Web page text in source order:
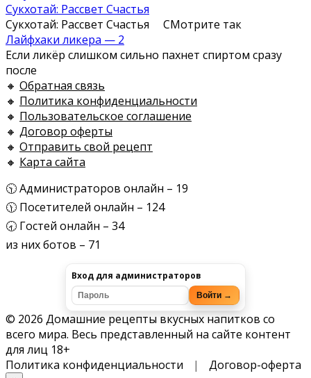
Сукхотай: Рассвет Счастья
Сукхотай: Рассвет Счастья СМотрите так
Лайфхаки ликера — 2
Если ликёр слишком сильно пахнет спиртом сразу
после
🔸 Обратная связь
🔸 Политика конфиденциальности
🔸 Пользовательское соглашение
🔸 Договор оферты
🔸 Отправить свой рецепт
🔸 Карта сайта
🕥 Администраторов онлайн – 19
🕦 Посетителей онлайн – 124
🕣 Гостей онлайн – 34
из них ботов – 71
Вход для администраторов
Войти →
© 2026 Домашние рецепты вкусных напитков со
всего мира. Весь представленный на сайте контент
для лиц 18+
Политика конфиденциальности
| Договор-оферта